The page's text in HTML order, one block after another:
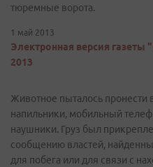
тюремные ворота.
1 май 2013
Электронная версия
2013
Животное пыталось пронести
напильники, мобильный
наушники. Груз был
сообщению властей,
для побега или для связи с